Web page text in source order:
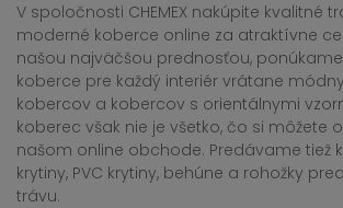
V spoločnosti CHEMEX nakúpite kvalitné
moderné koberce online za atraktívne
našou najväčšou prednosťou,
koberce pre každý interiér vrátane
kobercov a kobercov s orientálnymi
koberec však nie je všetko, čo si môžete
našom online obchode. Predávame tiež
krytiny, PVC krytiny, behúne a rohožky
trávu.